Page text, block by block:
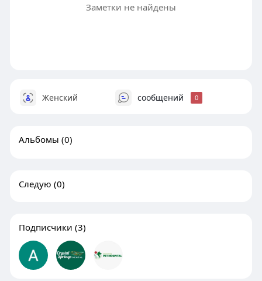
Заметки не найдены
Женский сообщений 0
Альбомы (0)
Следую (0)
Подписчики (3)